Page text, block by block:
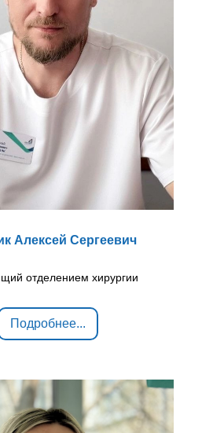
Алексей Сергеевич
отделением хирургии
Подробнее...